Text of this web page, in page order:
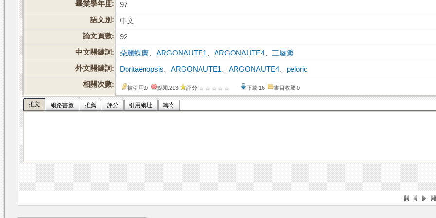
畢業學年度:
97
語文別:
中文
論文頁數:
92
中文關鍵詞:
朵麗蝶蘭 、ARGONAUTE1 、ARGONAUTE4
三唇瓣
外文關鍵詞:
Doritaenopsis 、ARGONAUTE1 、ARGONAUTE4
peloric
相關次數:
被引用:0 點閱:213 評分: 下載:16 書目收藏:0
推文 網路書籤 推薦 評分 引用網址 轉寄